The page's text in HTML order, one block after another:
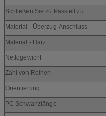
Schließen Sie zu Passteil zu
Material - Überzug-Anschluss
Material - Harz
Nettogewicht
Zahl von Reihen
Orientierung
PC Schwanzlänge